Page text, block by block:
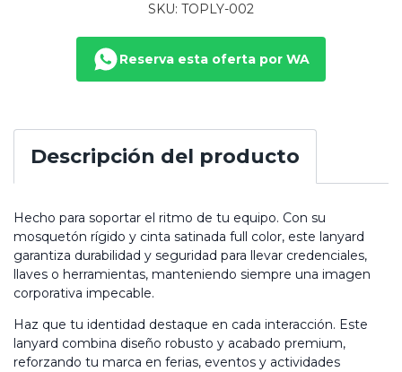
SKU: TOPLY-002
Reserva esta oferta por WA
Descripción del producto
Hecho para soportar el ritmo de tu equipo. Con su
mosquetón rígido y cinta satinada full color, este lanyard
garantiza durabilidad y seguridad para llevar credenciales,
llaves o herramientas, manteniendo siempre una imagen
corporativa impecable.
Haz que tu identidad destaque en cada interacción. Este
lanyard combina diseño robusto y acabado premium,
reforzando tu marca en ferias, eventos y actividades